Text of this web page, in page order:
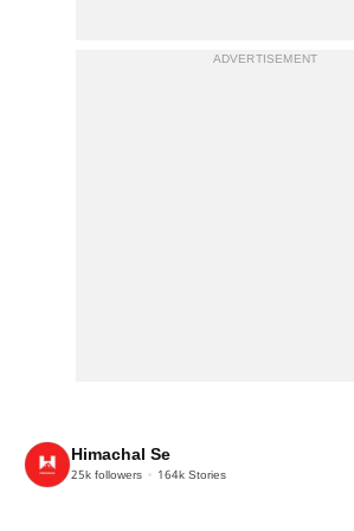
ADVERTISEMENT
Himachal Se
25k followers 164k Stories